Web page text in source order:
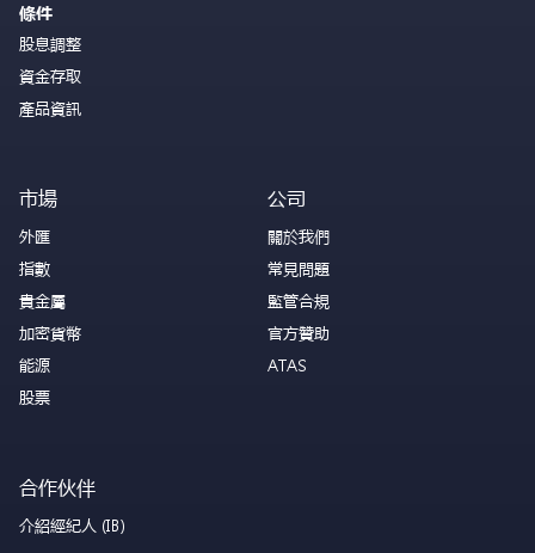
條件
股息調整
資金存取
產品資訊
市場
外匯
指數
貴金屬
加密貨幣
能源
股票
公司
關於我們
常見問題
監管合規
官方贊助
ATAS
合作伙伴
介紹經紀人 (IB)